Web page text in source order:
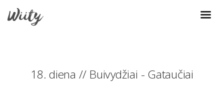
18. diena // Buivydžiai - Gataučiai